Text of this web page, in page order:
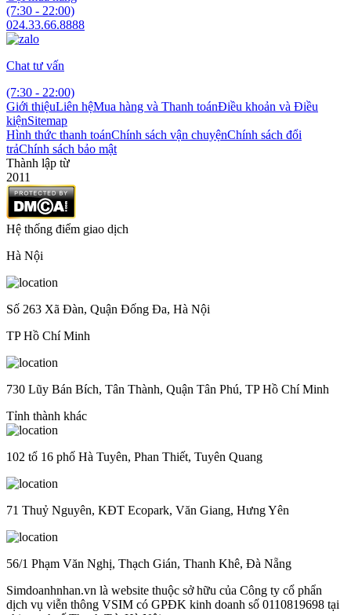
(7:30 - 22:00)
024.33.66.8888
Chat tư vấn
(7:30 - 22:00)
Giới thiệuLiên hệMua hàng và Thanh toánĐiều khoản và Điều
kiệnSitemap
Hình thức thanh toánChính sách vận chuyệnChính sách đổi
trảChính sách bảo mật
Thành lập từ
2011
Hệ thống điểm giao dịch
Hà Nội
Số 263 Xã Đàn, Quận Đống Đa, Hà Nội
TP Hồ Chí Minh
730 Lũy Bán Bích, Tân Thành, Quận Tân Phú, TP Hồ Chí Minh
Tỉnh thành khác
102 tổ 16 phố Hà Tuyên, Phan Thiết, Tuyên Quang
71 Thuỷ Nguyên, KĐT Ecopark, Văn Giang, Hưng Yên
56/1 Phạm Văn Nghị, Thạch Gián, Thanh Khê, Đà Nẵng
Simdoanhnhan.vn là website thuộc sở hữu của Công ty cổ phẩn
dịch vụ viễn thông VSIM có GPĐK kinh doanh số 0110819698 tại